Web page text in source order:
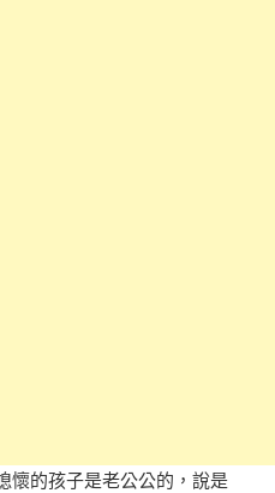
懷的孩子是老公公的，說是